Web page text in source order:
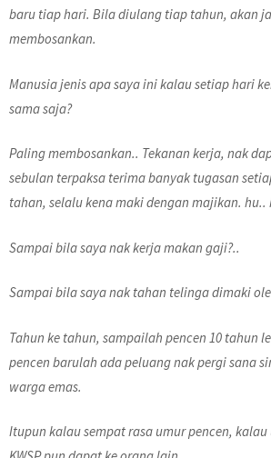
baru tiap hari. Bila diulang tiap tahun, akan
membosankan.
Manusia jenis apa saya ini kalau setiap hari
sama saja?
Paling membosankan.. Tekanan kerja, nak
sebulan terpaksa terima banyak tugasan
tahan, selalu kena maki dengan majikan. hu..
Sampai bila saya nak kerja makan gaji?..
Sampai bila saya nak tahan telinga dimaki
Tahun ke tahun, sampailah pencen 10 tahun
pencen barulah ada peluang nak pergi sana
warga emas.
Itupun kalau sempat rasa umur pencen, kalau